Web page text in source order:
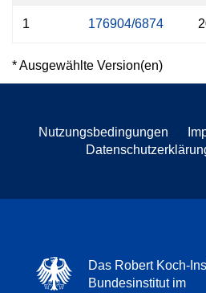
1 176904/6874
* Ausgewählte Version(en)
Nutzungsbedingungen
Das Robert Koch-
Bundesinstitut im